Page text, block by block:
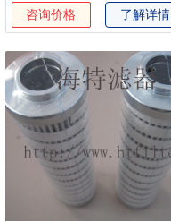
咨询价格 了解详情